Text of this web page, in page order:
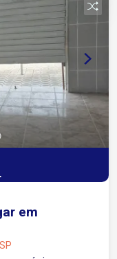
de Tatuí 10
e São Paulo
moradores,
e muito
um
padrão e
em